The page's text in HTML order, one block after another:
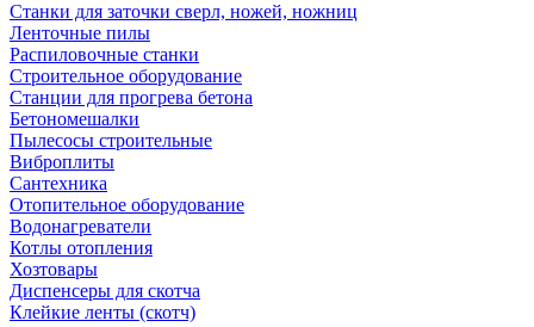
Станки для заточки сверл, ножей, ножниц
Ленточные пилы
Распиловочные станки
Строительное оборудование
Станции для прогрева бетона
Бетономешалки
Пылесосы строительные
Виброплиты
Сантехника
Отопительное оборудование
Водонагреватели
Котлы отопления
Хозтовары
Диспенсеры для скотча
Клейкие ленты (скотч)